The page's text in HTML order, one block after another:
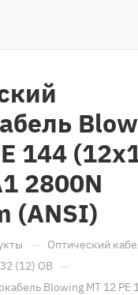
144
2800N
(ANSI)
— Оптический
(12) ОВ —
Blowing MT 12 PE